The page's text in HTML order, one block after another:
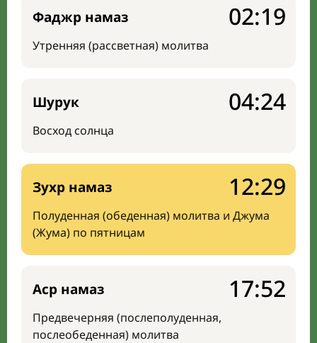
Фаджр намаз
Утренняя (рассветная) молитва
02:19
Шурук
Восход солнца
04:24
Зухр намаз
Полуденная (обеденная) молитва и Джума
(Жума) по пятницам
12:29
Аср намаз
Предвечерняя (послеполуденная,
послеобеденная) молитва
17:52